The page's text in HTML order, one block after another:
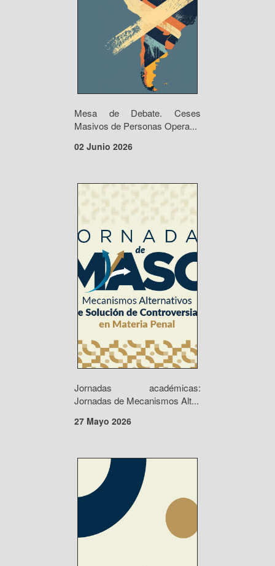
Mesa de Debate. Ceses
Masivos de Personas Opera...
02 Junio 2026
Jornadas académicas:
Jornadas de Mecanismos Alt...
27 Mayo 2026